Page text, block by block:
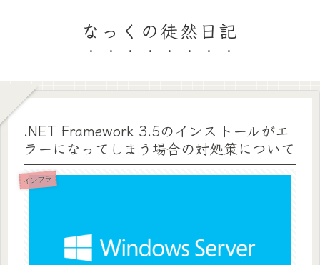
なっくの徒然日記
.NET Framework 3.5のインストールがエ
ラーになってしまう場合の対処策について
インフラ